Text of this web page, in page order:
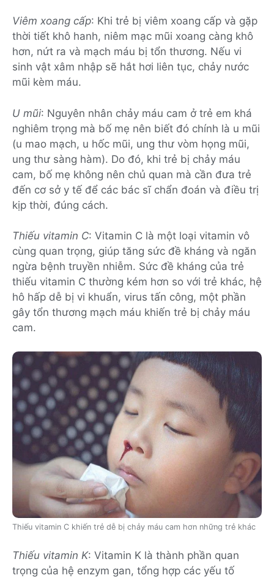
Viêm xoang cấp: Khi trẻ bị viêm xoang cấp và gặp
thời tiết khô hanh, niêm mạc mũi xoang càng khô
hơn, nứt ra và mạch máu bị tổn thương. Nếu vi
sinh vật xâm nhập sẽ hắt hơi liên tục, chảy nước
mũi kèm máu.
U mũi: Nguyên nhân chảy máu cam ở trẻ em khá
nghiêm trọng mà bố mẹ nên biết đó chính là u mũi
(u mao mạch, u hốc mũi, ung thư vòm họng mũi,
ung thư sàng hàm). Do đó, khi trẻ bị chảy máu
cam, bố mẹ không nên chủ quan mà cần đưa trẻ
đến cơ sở y tế để các bác sĩ chẩn đoán và điều trị
kịp thời, đúng cách.
Thiếu vitamin C: Vitamin C là một loại vitamin vô
cùng quan trọng, giúp tăng sức đề kháng và ngăn
ngừa bệnh truyền nhiễm. Sức đề kháng của trẻ
thiếu vitamin C thường kém hơn so với trẻ khác, hệ
hô hấp dễ bị vi khuẩn, virus tấn công, một phần
gây tổn thương mạch máu khiến trẻ bị chảy máu
cam.
Thiếu vitamin C khiến trẻ dễ bị chảy máu cam hơn những trẻ khác
Thiếu vitamin K: Vitamin K là thành phần quan
trọng của hệ enzym gan, tổng hợp các yếu tố